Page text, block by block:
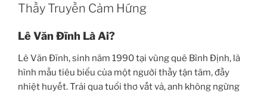
Thầy Truyền Cảm Hứng
Lê Văn Đĩnh Là Ai?
Lê Văn Đĩnh, sinh năm 1990 tại vùng quê Bình Định, là
hình mẫu tiêu biểu của một người thầy tận tâm, đầy
nhiệt huyết. Trải qua tuổi thơ vất vả, anh không ngừng